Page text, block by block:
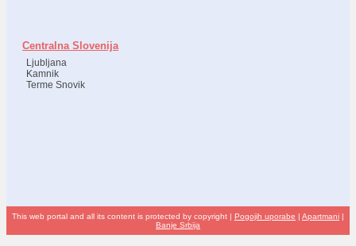
Centralna Slovenija
Ljubljana
Kamnik
Terme Snovik
This web portal and all its content is protected by copyright | Pogojih uporabe | Apartmani |
Banje Srbija